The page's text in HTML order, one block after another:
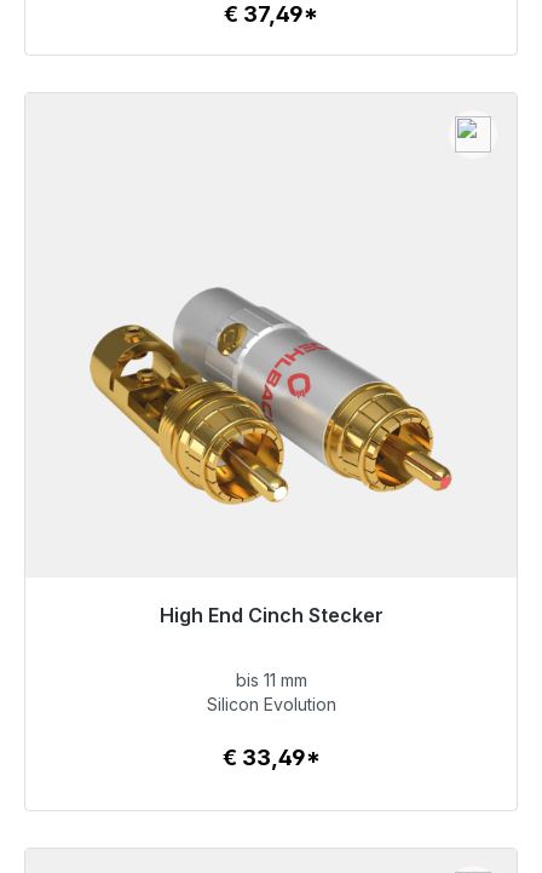
Details
€ 37,49*
High End Cinch Stecker
€ 33,49
bis 11 mm
Silicon Evolution
€ 33,49*